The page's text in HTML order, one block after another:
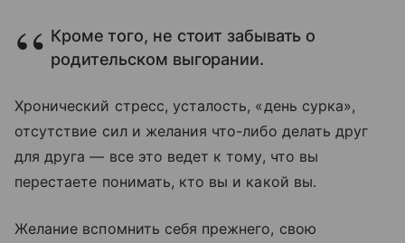
Кроме того, не стоит забывать о
родительском выгорании.
Хронический стресс, усталость, «день сурка»,
отсутствие сил и желания что-либо делать друг
для друга — все это ведет к тому, что вы
перестаете понимать, кто вы и какой вы.
Желание вспомнить себя прежнего, свою